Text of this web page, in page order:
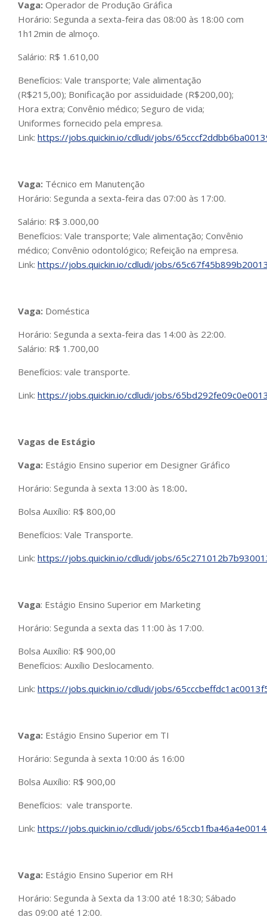
Vaga: Operador de Produção Gráfica
Horário: Segunda a sexta-feira das 08:00 às 18:00 com
1h12min de almoço.
Salário: R$ 1.610,00
Benefícios: Vale transporte; Vale alimentação
(R$215,00); Bonificação por assiduidade (R$200,00);
Hora extra; Convênio médico; Seguro de vida;
Uniformes fornecido pela empresa.
Link: https://jobs.quickin.io/cdludi/jobs/
Vaga: Técnico em Manutenção
Horário: Segunda a sexta-feira das 07:00 às 17:00.
Salário: R$ 3.000,00
Benefícios: Vale transporte; Vale alimentação; Convênio
médico; Convênio odontológico; Refeição na empresa.
Link: https://jobs.quickin.io/cdludi/jobs/
Vaga: Doméstica
Horário: Segunda a sexta-feira das 14:00 às 22:00.
Salário: R$ 1.700,00
Benefícios: vale transporte.
Link: https://jobs.quickin.io/cdludi/jobs/
Vagas de Estágio
Vaga: Estágio Ensino superior em Designer Gráfico
Horário: Segunda à sexta 13:00 às 18:00.
Bolsa Auxílio: R$ 800,00
Benefícios: Vale Transporte.
Link: https://jobs.quickin.io/cdludi/jobs/
Vaga: Estágio Ensino Superior em Marketing
Horário: Segunda a sexta das 11:00 às 17:00.
Bolsa Auxílio: R$ 900,00
Benefícios: Auxílio Deslocamento.
Link: https://jobs.quickin.io/cdludi/jobs/
Vaga: Estágio Ensino Superior em TI
Horário: Segunda à sexta 10:00 ás 16:00
Bolsa Auxílio: R$ 900,00
Benefícios: vale transporte.
Link: https://jobs.quickin.io/cdludi/jobs/
Vaga: Estágio Ensino Superior em RH
Horário: Segunda à Sexta da 13:00 até 18:30; Sábado
das 09:00 até 12:00.